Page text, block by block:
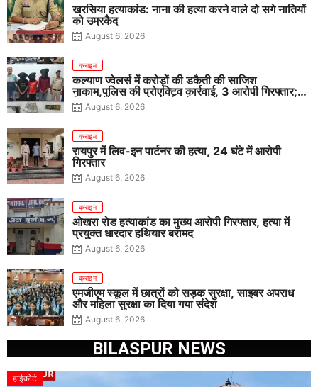
खरसिया हत्याकांड: नाना की हत्या करने वाले दो सगे नातियों
को उम्रकैद
August 6, 2026
क्राइम
कल्याण ज्वेलर्स में करोड़ों की डकैती की साजिश
नाकाम,पुलिस की प्रोएक्टिव कार्रवाई, 3 आरोपी गिरफ्तार;
पिस्टल, कारतूस, चाकू और मोबाइल बरामद
August 6, 2026
क्राइम
रायपुर में लिव-इन पार्टनर की हत्या, 24 घंटे में आरोपी
गिरफ्तार
August 6, 2026
क्राइम
ओखरा रोड हत्याकांड का मुख्य आरोपी गिरफ्तार, हत्या में
प्रयुक्त धारदार हथियार बरामद
August 6, 2026
क्राइम
एमजीएम स्कूल में छात्रों को सड़क सुरक्षा, साइबर अपराध
और महिला सुरक्षा का दिया गया संदेश
August 6, 2026
BILASPUR NEWS
हाईकोर्ट